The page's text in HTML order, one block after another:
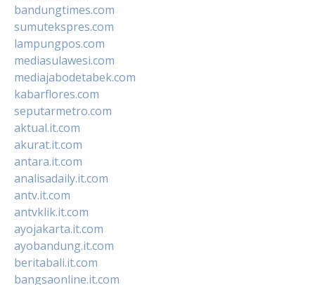
bandungtimes.com
sumutekspres.com
lampungpos.com
mediasulawesi.com
mediajabodetabek.com
kabarflores.com
seputarmetro.com
aktual.it.com
akurat.it.com
antara.it.com
analisadaily.it.com
antv.it.com
antvklik.it.com
ayojakarta.it.com
ayobandung.it.com
beritabali.it.com
bangsaonline.it.com